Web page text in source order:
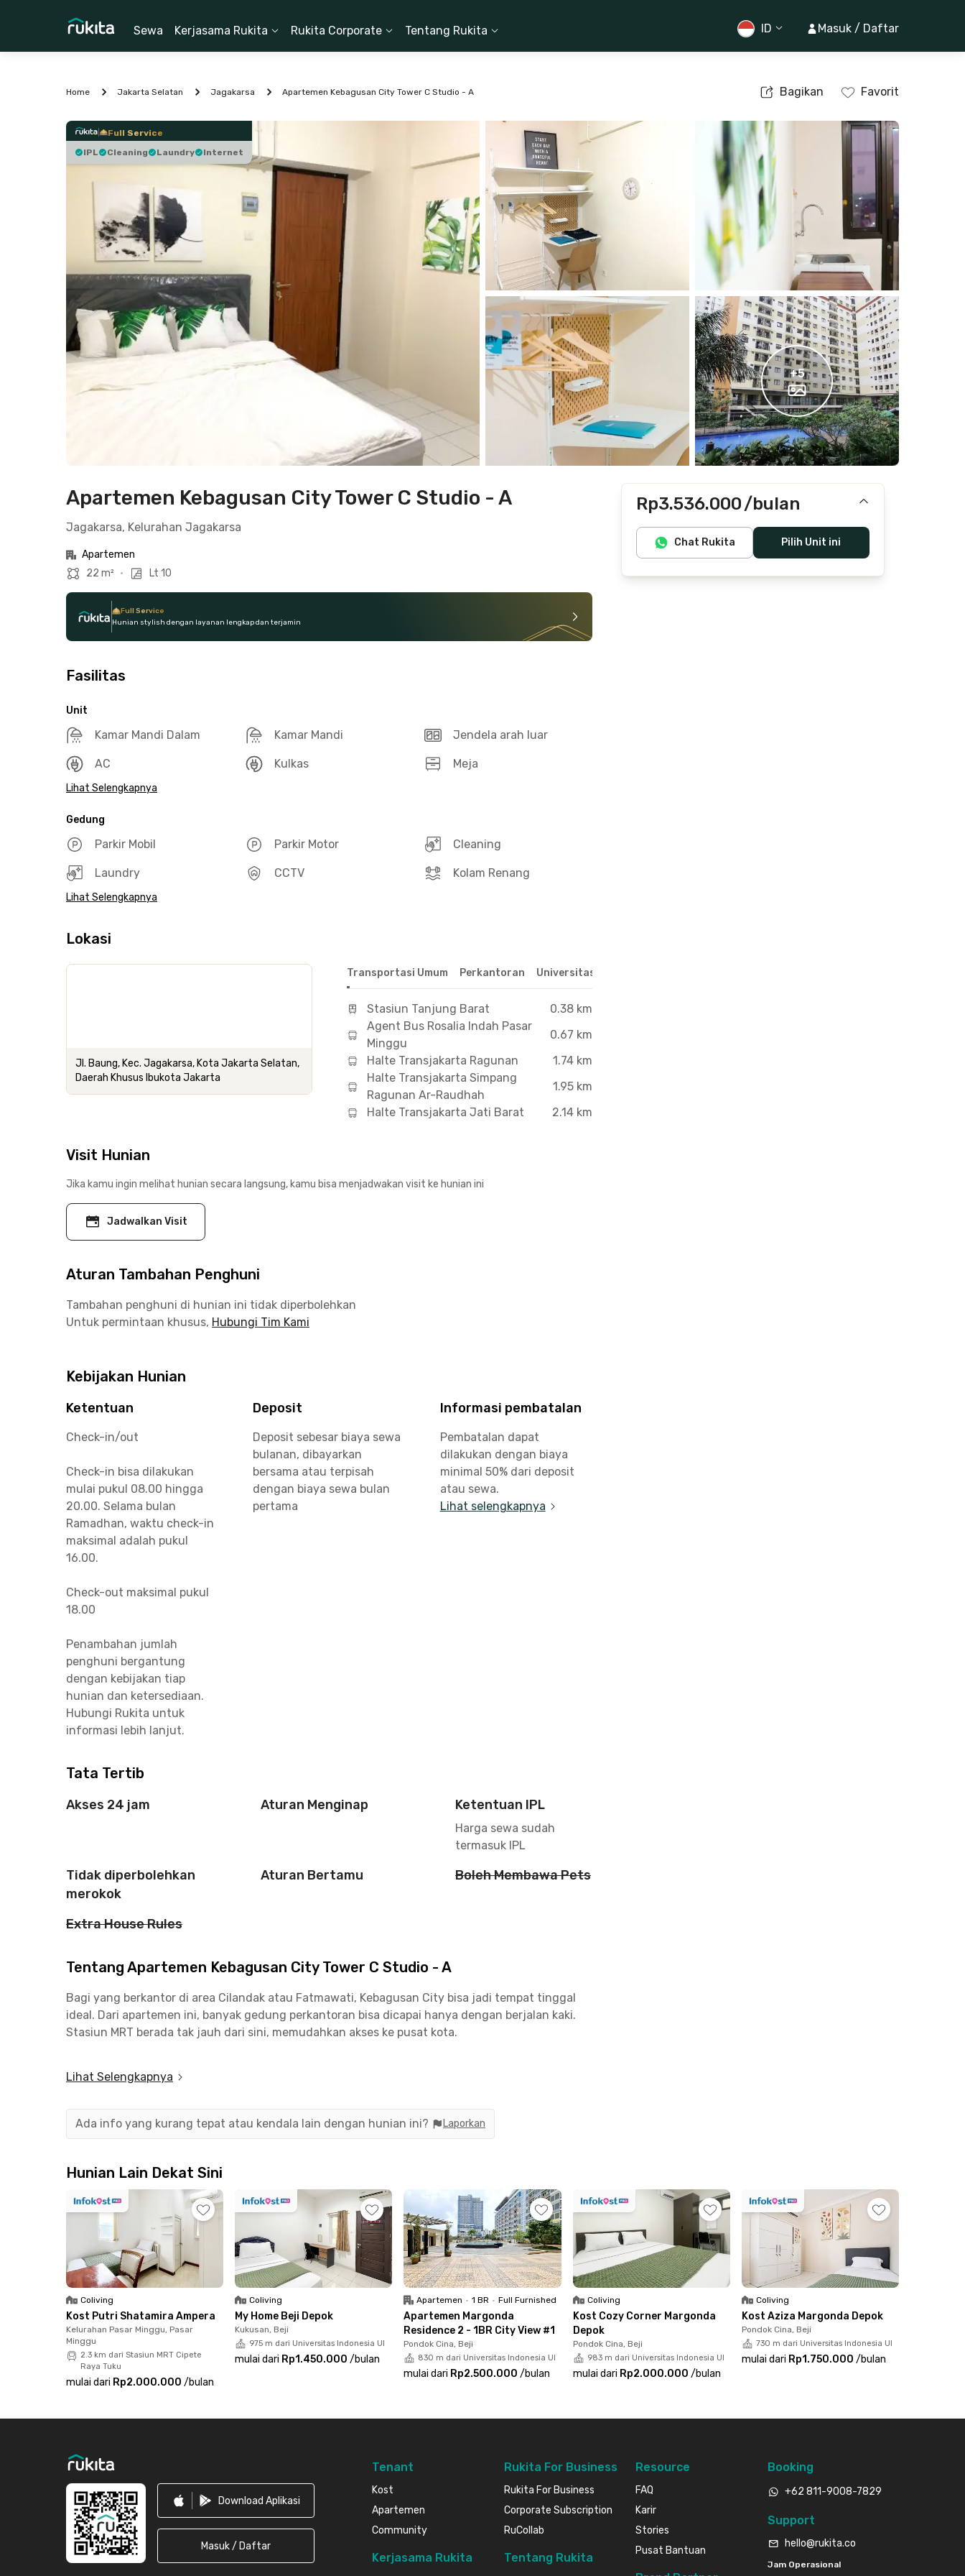
Sewa Kerjasama Rukita Rukita Corporate Tentang Rukita ID Masuk / Daftar
Home Jakarta Selatan Jagakarsa Apartemen Kebagusan City Tower C Studio - A Bagikan Favorit
Full Service
IPL
Cleaning Laundry Internet
+5
Apartemen Kebagusan City Tower C Studio - A
Jagakarsa, Kelurahan Jagakarsa
Apartemen
22 m² • Lt 10
Full Service
Hunian stylish dengan layanan lengkap dan terjamin
Fasilitas
Unit
Kamar Mandi Dalam Kamar Mandi Jendela arah luar
AC Kulkas Meja
Lihat Selengkapnya
Gedung
Parkir Mobil Parkir Motor Cleaning
Laundry CCTV Kolam Renang
Lihat Selengkapnya
Lokasi
Jl. Baung, Kec. Jagakarsa, Kota Jakarta Selatan,
Daerah Khusus Ibukota Jakarta
Transportasi Umum Perkantoran Universitas
Stasiun Tanjung Barat
0.38 km
Agent Bus Rosalia Indah Pasar
Minggu
0.67 km
Halte Transjakarta Ragunan
1.74 km
Halte Transjakarta Simpang
Ragunan Ar-Raudhah
1.95 km
Halte Transjakarta Jati Barat
2.14 km
Visit Hunian
Jika kamu ingin melihat hunian secara langsung, kamu bisa menjadwakan visit ke hunian ini
Jadwalkan Visit
Aturan Tambahan Penghuni
Tambahan penghuni di hunian ini tidak diperbolehkan
Untuk permintaan khusus, Hubungi Tim Kami
Kebijakan Hunian
Ketentuan
Check-in/out
Check-in bisa dilakukan
mulai pukul 08.00 hingga
20.00. Selama bulan
Ramadhan, waktu check-in
maksimal adalah pukul
16.00.
Check-out maksimal pukul
18.00
Penambahan jumlah
penghuni bergantung
dengan kebijakan tiap
hunian dan ketersediaan.
Hubungi Rukita untuk
informasi lebih lanjut.
Deposit
Deposit sebesar biaya sewa
bulanan, dibayarkan
bersama atau terpisah
dengan biaya sewa bulan
pertama
Informasi pembatalan
Pembatalan dapat
dilakukan dengan biaya
minimal 50% dari deposit
atau sewa.
Lihat selengkapnya
Tata Tertib
Akses 24 jam Aturan Menginap Ketentuan IPL
Harga sewa sudah
termasuk IPL
Tidak diperbolehkan
merokok
Aturan Bertamu Boleh Membawa Pets
Extra House Rules
Tentang Apartemen Kebagusan City Tower C Studio - A
Bagi yang berkantor di area Cilandak atau Fatmawati, Kebagusan City bisa jadi tempat tinggal
ideal. Dari apartemen ini, banyak gedung perkantoran bisa dicapai hanya dengan berjalan kaki.
Stasiun MRT berada tak jauh dari sini, memudahkan akses ke pusat kota.
di Apartemen Kebagusan City Tower C Studio - A adalah pilihan yang tepat. Unit apartemen
Selain itu, hidup akan menjadi lebih mudah dengan fasilitas laundry dan pembersihan kamar
Ingin rajin berolahraga? Tenang, di apartemen mewah Jakarta Selatan ini juga terdapat fasilitas
kolam renang, lapangan tenis, lapangan basket, gym, serta jogging track. Selain itu, terdapat
pula ATM, area parkir, taman bermain, serta minimarket untuk memenuhi kebutuhan sehari-hari.
Jika ingin pergi ke objek wisata, apartemen ini hanya berjarak 11 menit saja dari Kebun Binatang
Ragunan, lho.
Note: Tagihan sewa bulanan tidak termasuk biaya listrik dan air.
Lihat Selengkapnya
Ada info yang kurang tepat atau kendala lain dengan hunian ini? Laporkan
Rp3.536.000/bulan
Termasuk IPL, laundry, cleaning
Chat Rukita Pilih Unit ini
Hunian Lain Dekat Sini
Coliving
Kost Putri Shatamira Ampera
Kelurahan Pasar Minggu, Pasar
Minggu
2.3 km dari Stasiun MRT Cipete
Raya Tuku
mulai dari Rp2.000.000 /bulan
Coliving
My Home Beji Depok
Kukusan, Beji
975 m dari Universitas Indonesia UI
mulai dari Rp1.450.000 /bulan
Apartemen • 1 BR • Full Furnished
Apartemen Margonda
Residence 2 - 1BR City View #1
Pondok Cina, Beji
830 m dari Universitas Indonesia UI
mulai dari Rp2.500.000 /bulan
Coliving
Kost Cozy Corner Margonda
Depok
Pondok Cina, Beji
983 m dari Universitas Indonesia UI
mulai dari Rp2.000.000 /bulan
Coliving
Kost Aziza Margonda Depok
Pondok Cina, Beji
730 m dari Universitas Indonesia UI
mulai dari Rp1.750.000 /bulan
Download Aplikasi
Masuk / Daftar
Tenant
Kost
Apartemen
Community
Kerjasama Rukita
Rukita For Business
Rukita For Business
Corporate Subscription
RuCollab
Tentang Rukita
Resource
FAQ
Karir
Stories
Pusat Bantuan
Booking
+62 811-9008-7829
Support
hello@rukita.co
Jam Operasional